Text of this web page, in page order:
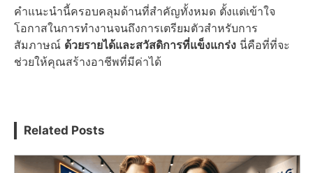
คำแนะนำนี้ครอบคลุมด้านที่สำคัญทั้งหมด ตั้งแต่เข้าใจ
โอกาสในการทำงานจนถึงการเตรียมตัวสำหรับการ
สัมภาษณ์ ด้วยรายได้และสวัสดิการที่แข็งแกร่ง นี่คือที่ที่จะ
ช่วยให้คุณสร้างอาชีพที่มีค่าได้
Related Posts